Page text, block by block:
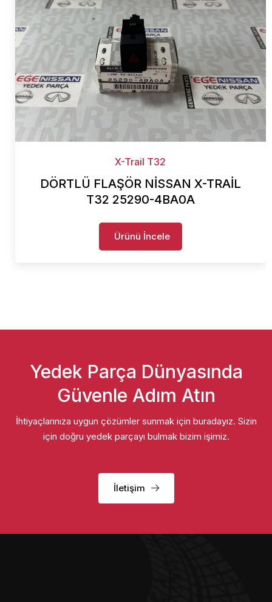
X-Trail T32
DÖRTLÜ FLAŞÖR NİSSAN X-TRAİL
T32 25290-4BA0A
Ürünü İncele
Yedek Parça Dünyasında
Güvenle Adım Atın
İhtiyaçlarınıza uygun çözümler sunmak için buradayız. Sizin
için doğru yedek parçayı bulmak bizim işimiz.
İletişim